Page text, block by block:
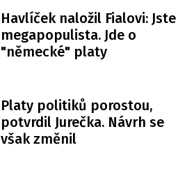
Havlíček naložil Fialovi: Jste
megapopulista. Jde o
"německé" platy
Platy politiků porostou,
potvrdil Jurečka. Návrh se
však změnil